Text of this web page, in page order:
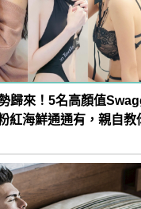
歸來！5名高顏值
紅海鮮通通有，親自教
這樣變型男